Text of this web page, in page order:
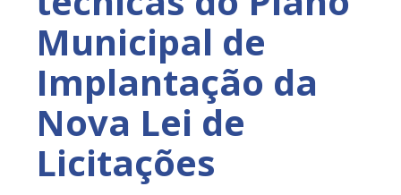
Municipal de
Implantação da
Nova Lei de
Licitações